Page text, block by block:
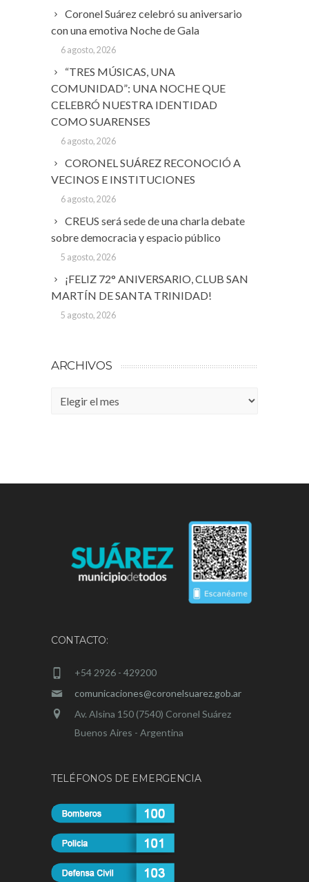
Coronel Suárez celebró su aniversario
con una emotiva Noche de Gala
6 agosto, 2026
“TRES MÚSICAS, UNA
COMUNIDAD”: UNA NOCHE QUE
CELEBRÓ NUESTRA IDENTIDAD
COMO SUARENSES
6 agosto, 2026
CORONEL SUÁREZ RECONOCIÓ A
VECINOS E INSTITUCIONES
6 agosto, 2026
CREUS será sede de una charla debate
sobre democracia y espacio público
5 agosto, 2026
¡FELIZ 72° ANIVERSARIO, CLUB SAN
MARTÍN DE SANTA TRINIDAD!
5 agosto, 2026
ARCHIVOS
Archivos
CONTACTO:
+54 2926 - 429200
comunicaciones@coronelsuarez.gob.ar
Av. Alsina 150 (7540) Coronel Suárez
Buenos Aires - Argentina
TELÉFONOS DE EMERGENCIA